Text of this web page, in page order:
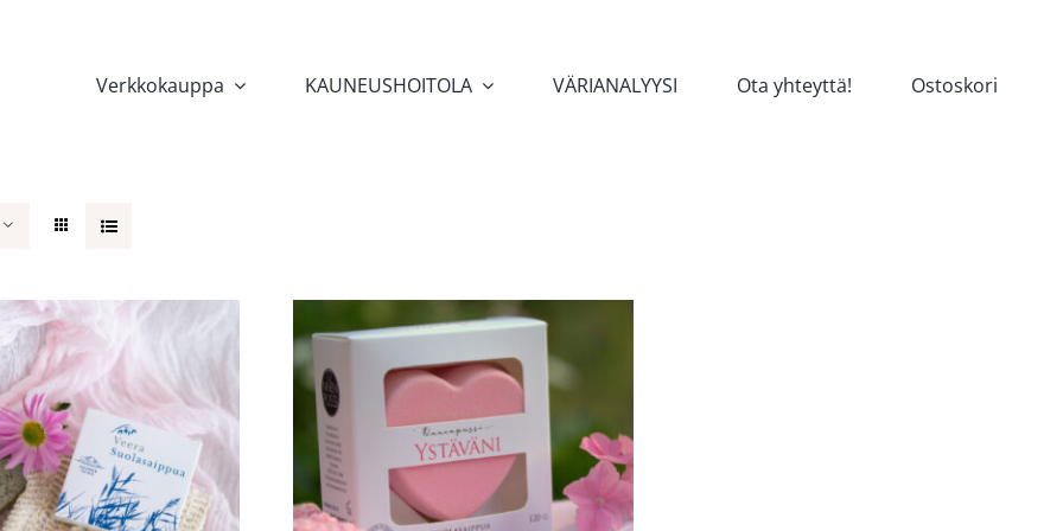
Verkkokauppa KAUNEUSHOITOLA VÄRIANALYYSI Ota yhteyttä! Ostoskori